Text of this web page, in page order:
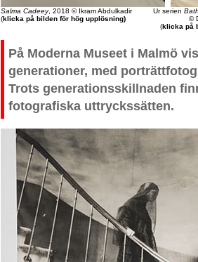
Salma Cadeey, 2018 © Ikram Abdulkadir
(klicka på bilden för hög upplösning)
Ur serien
©
(klicka på
På Moderna Museet i Malmö
generationer, med
Trots generationsskillnaden
fotografiska uttryckssätten.